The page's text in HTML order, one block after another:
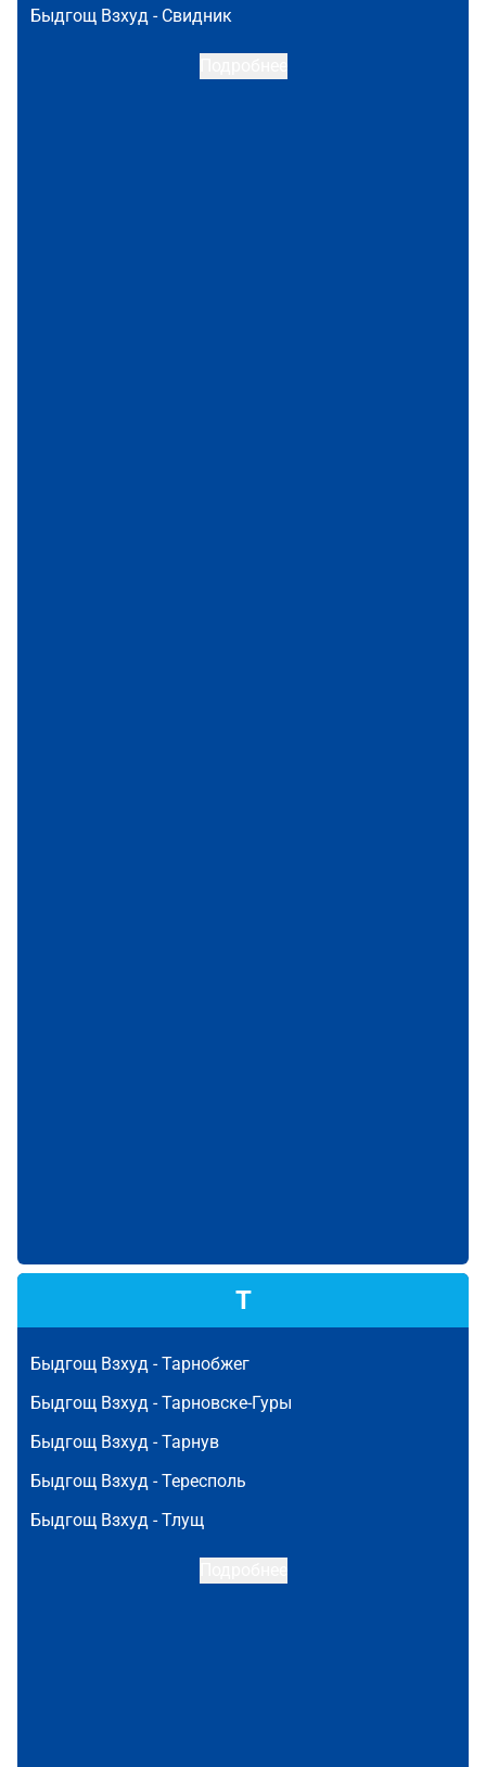
Быдгощ Взхуд - Свидник
Т
Быдгощ Взхуд -Тарнобжег
Быдгощ Взхуд -Тарновске-Гуры
Быдгощ Взхуд -Тарнув
Быдгощ Взхуд -Тересполь
Быдгощ Взхуд -Тлущ